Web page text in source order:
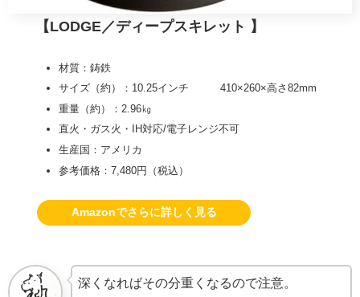
【LODGE／ディープスキレット 】
材質：鋳鉄
サイズ（約）：10.25インチ 410×260×高さ82mm
重量（約）：2.96㎏
直火・ガス火・IH対応/電子レンジ不可
生産国：アメリカ
参考価格：7,480円（税込）
Amazonでさらに詳しく見る
深くなればその分重くなるので注意。